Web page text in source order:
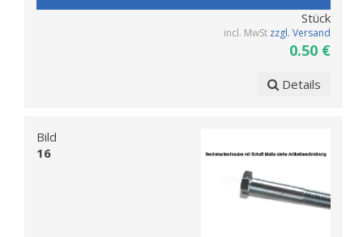
Stück
incl. MwSt zzgl. Versand
0.50 €
Details
Bild
16